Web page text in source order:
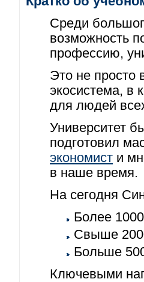
Среди
возможность
профессию,
Это не просто
экосистема, в
для людей
Университет
подготовил
экономист и
в наше время.
На сегодня
Более
Свыше
Больше
Ключевыми